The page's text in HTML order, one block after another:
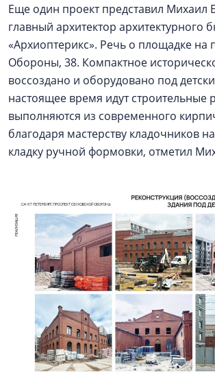
Еще один проект представил Михаил
главный архитектор архитектурного
«Архиоптерикс». Речь о площадке на
Обороны, 38. Компактное
воссоздано и оборудовано под
настоящее время идут строительные
выполняются из современного
благодаря мастерству кладочников
кладку ручной формовки, отметил